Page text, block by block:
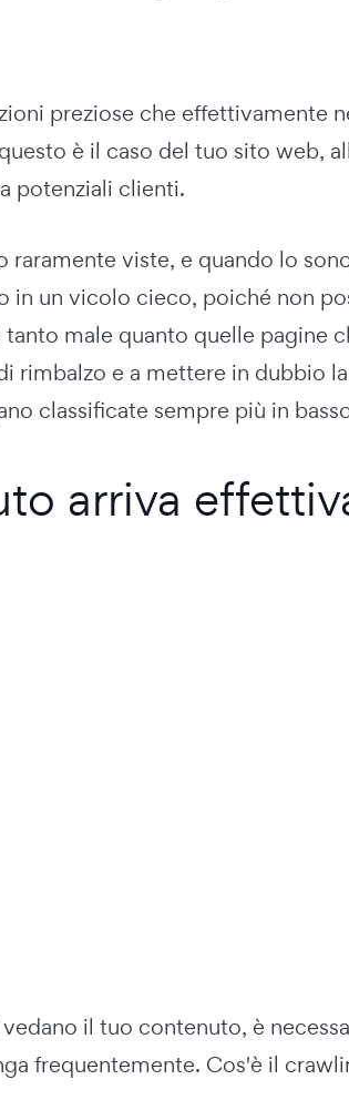
preziose che effettivamente
è il caso del tuo sito web,
potenziali clienti.
viste, e quando lo
un vicolo cieco, poiché non
male quanto quelle pagine
rimbalzo e a mettere in dubbio
classificate sempre più in
arriva
il tuo contenuto, è
frequentemente. Cos'è il